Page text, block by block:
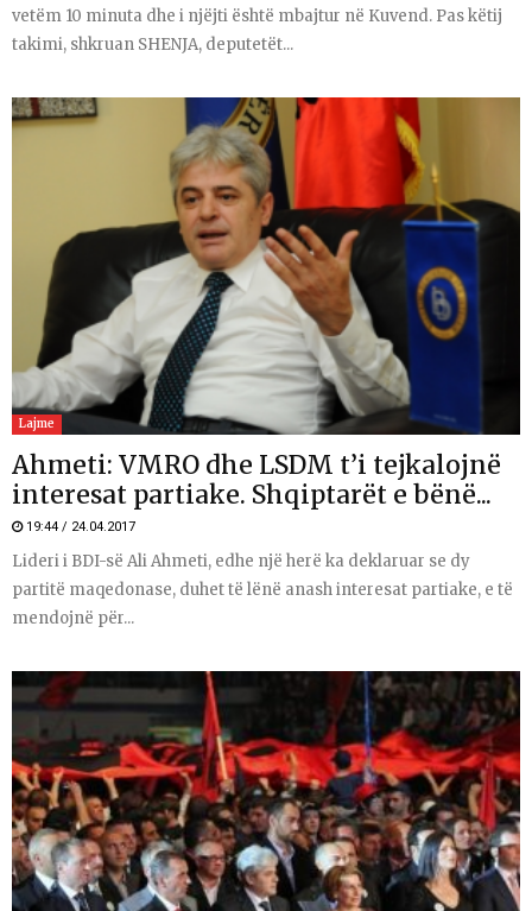
vetëm 10 minuta dhe i njëjti është mbajtur në Kuvend. Pas këtij
takimi, shkruan SHENJA, deputetët...
Lajme
Ahmeti: VMRO dhe LSDM t’i tejkalojnë
interesat partiake. Shqiptarët e bënë...
19:44 / 24.04.2017
Lideri i BDI-së Ali Ahmeti, edhe një herë ka deklaruar se dy
partitë maqedonase, duhet të lënë anash interesat partiake, e të
mendojnë për...